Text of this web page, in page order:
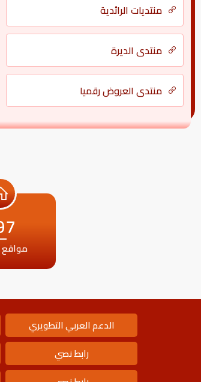
منتديات الرائدية
منتدى الديرة
منتدى العروض رقميا
الدعم العربي التطويري
رابط نصي